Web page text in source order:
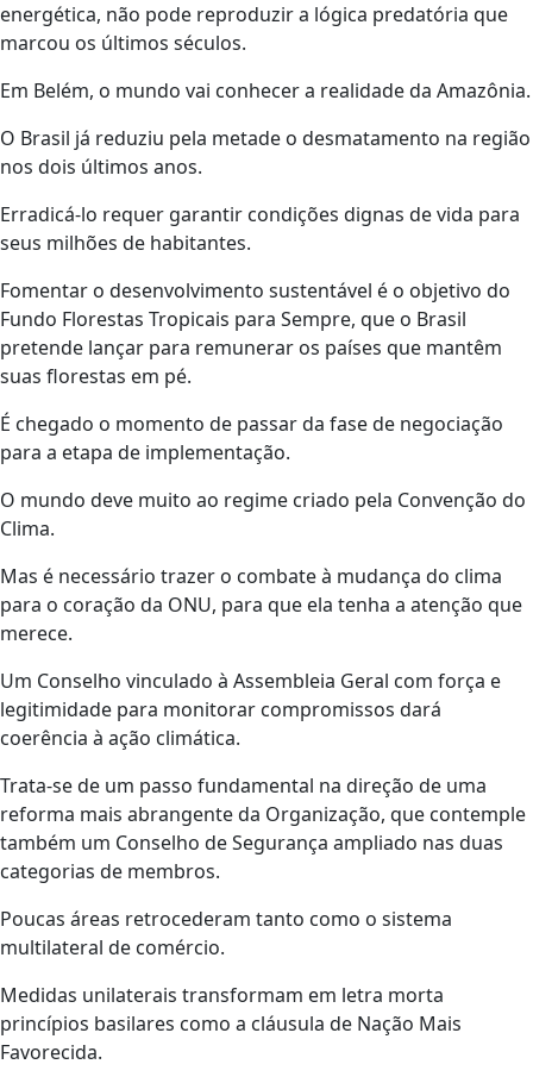
energética, não pode reproduzir a lógica predatória que
marcou os últimos séculos.
Em Belém, o mundo vai conhecer a realidade da Amazônia.
O Brasil já reduziu pela metade o desmatamento na região
nos dois últimos anos.
Erradicá-lo requer garantir condições dignas de vida para
seus milhões de habitantes.
Fomentar o desenvolvimento sustentável é o objetivo do
Fundo Florestas Tropicais para Sempre, que o Brasil
pretende lançar para remunerar os países que mantêm
suas florestas em pé.
É chegado o momento de passar da fase de negociação
para a etapa de implementação.
O mundo deve muito ao regime criado pela Convenção do
Clima.
Mas é necessário trazer o combate à mudança do clima
para o coração da ONU, para que ela tenha a atenção que
merece.
Um Conselho vinculado à Assembleia Geral com força e
legitimidade para monitorar compromissos dará
coerência à ação climática.
Trata-se de um passo fundamental na direção de uma
reforma mais abrangente da Organização, que contemple
também um Conselho de Segurança ampliado nas duas
categorias de membros.
Poucas áreas retrocederam tanto como o sistema
multilateral de comércio.
Medidas unilaterais transformam em letra morta
princípios basilares como a cláusula de Nação Mais
Favorecida.